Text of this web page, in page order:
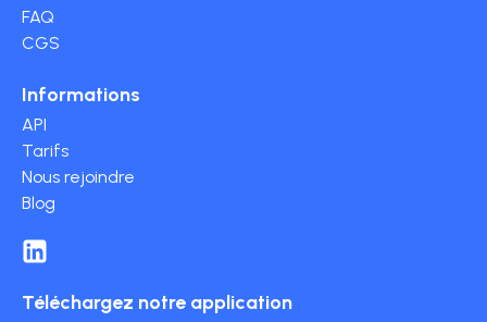
FAQ
CGS
Informations
API
Tarifs
Nous rejoindre
Blog
Téléchargez notre application